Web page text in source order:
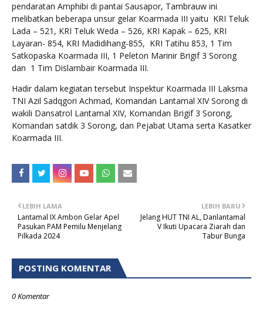
pendaratan Amphibi di pantai Sausapor, Tambrauw ini
melibatkan beberapa unsur gelar Koarmada III yaitu KRI Teluk
Lada – 521, KRI Teluk Weda – 526, KRI Kapak – 625, KRI
Layaran- 854, KRI Madidihang-855, KRI Tatihu 853, 1 Tim
Satkopaska Koarmada III, 1 Peleton Marinir Brigif 3 Sorong
dan 1 Tim Dislambair Koarmada III.
Hadir dalam kegiatan tersebut Inspektur Koarmada III Laksma
TNI Azil Sadqgori Achmad, Komandan Lantamal XIV Sorong di
wakili Dansatrol Lantamal XIV, Komandan Brigif 3 Sorong,
Komandan satdik 3 Sorong, dan Pejabat Utama serta Kasatker
Koarmada III.
LEBIH BARU
Jelang HUT TNI AL, Danlantamal
V Ikuti Upacara Ziarah dan
Tabur Bunga
LEBIH LAMA
Lantamal IX Ambon Gelar Apel
Pasukan PAM Pemilu Menjelang
Pilkada 2024
POSTING KOMENTAR
0 Komentar